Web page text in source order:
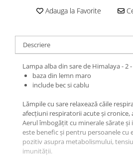
Adauga la Favorite
Descriere
Lampa alba din sare de Himalaya - 2
baza din lemn maro
include bec si cablu
Lămpile cu sare relaxează căile
afecțiuni respiratorii acute și cronice,
Aerul îmbogățit cu minerale sărate și
este benefic și pentru persoanele cu
pozitiv asupra metabolismului,
imunității.